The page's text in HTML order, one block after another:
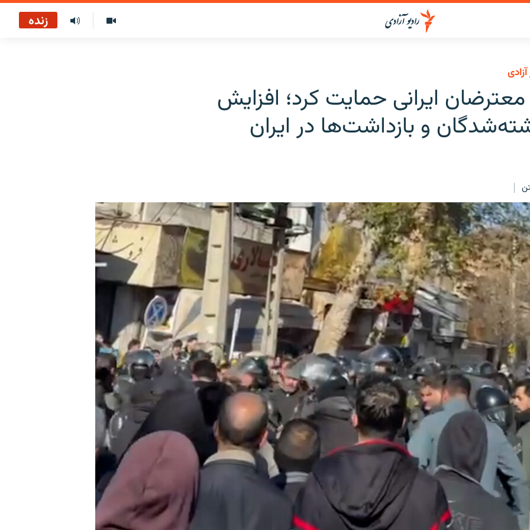
زنده
ایرانی حمایت کرد؛ افزایش
و بازداشت‌ها در ایران